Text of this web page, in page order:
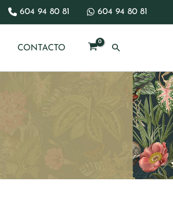
604 94 80 81 604 94 80 81
CONTACTO Buscar